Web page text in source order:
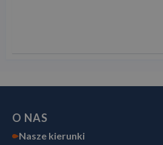
O NAS
Nasze kierunki